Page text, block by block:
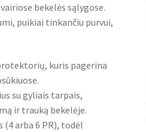
bekelės sąlygose.
puikiai tinkančiu purvui,
kuris pagerina
su gyliais tarpais,
ir trauką bekelėje.
(4 arba 6 PR), todėl